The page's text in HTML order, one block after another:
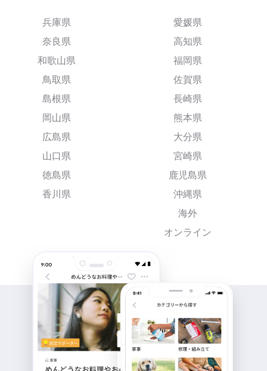
兵庫県
奈良県
和歌山県
鳥取県
島根県
岡山県
広島県
山口県
徳島県
香川県
愛媛県
高知県
福岡県
佐賀県
長崎県
熊本県
大分県
宮崎県
鹿児島県
沖縄県
海外
オンライン